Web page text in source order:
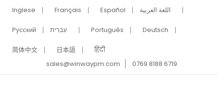
Inglese Français Español اللغة العربية
Pусский עִברִית Português Deutsch
简体中文 日本語
हिंदी
sales@winwaypm.com
0769 8188 6719